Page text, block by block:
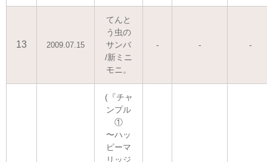
13 2009.07.15
てんと
う虫の
サンバ
/新ミニ
モニ。
- - -
(『チャ
ンプル
①
〜ハッ
ピーマ
リッジ